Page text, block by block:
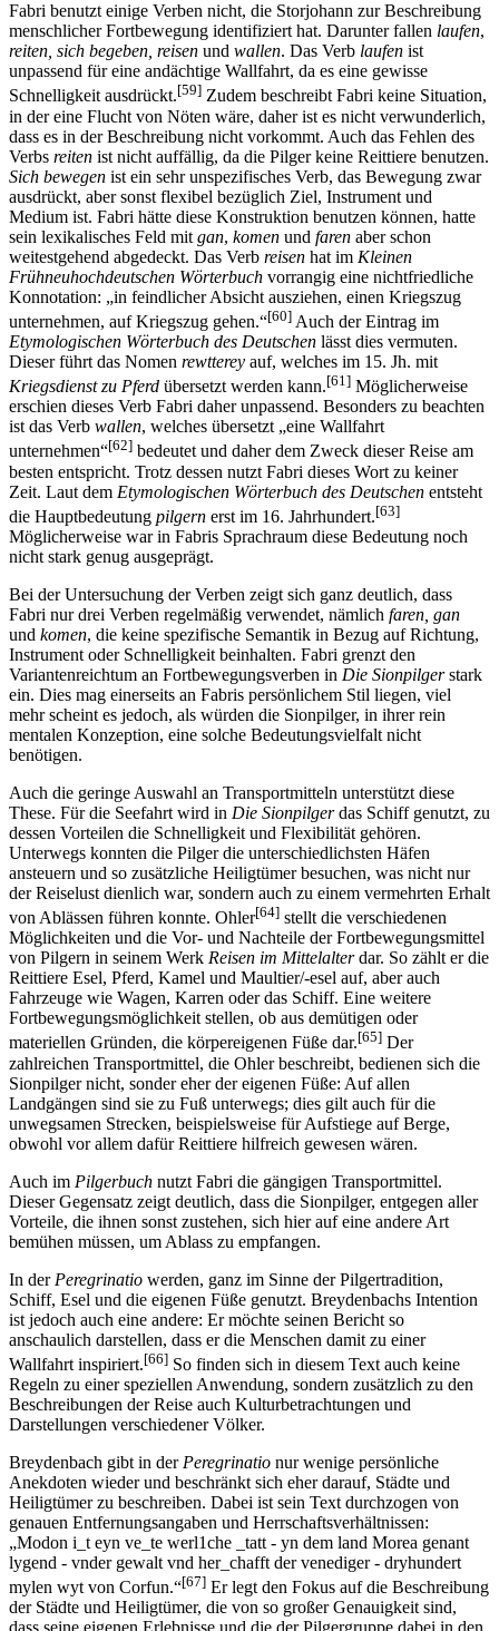
Fabri benutzt einige Verben nicht, die Storjohann zur Beschreibung
menschlicher Fortbewegung identifiziert hat. Darunter fallen laufen,
reiten, sich begeben, reisen und wallen. Das Verb laufen ist
unpassend für eine andächtige Wallfahrt, da es eine gewisse
Schnelligkeit ausdrückt.[59] Zudem beschreibt Fabri keine Situation,
in der eine Flucht von Nöten wäre, daher ist es nicht verwunderlich,
dass es in der Beschreibung nicht vorkommt. Auch das Fehlen des
Verbs reiten ist nicht auffällig, da die Pilger keine Reittiere benutzen.
Sich bewegen ist ein sehr unspezifisches Verb, das Bewegung zwar
ausdrückt, aber sonst flexibel bezüglich Ziel, Instrument und
Medium ist. Fabri hätte diese Konstruktion benutzen können, hatte
sein lexikalisches Feld mit gan, komen und faren aber schon
weitestgehend abgedeckt. Das Verb reisen hat im Kleinen
Frühneuhochdeutschen Wörterbuch vorrangig eine nichtfriedliche
Konnotation: „in feindlicher Absicht ausziehen, einen Kriegszug
unternehmen, auf Kriegszug gehen.“[60] Auch der Eintrag im
Etymologischen Wörterbuch des Deutschen lässt dies vermuten.
Dieser führt das Nomen rewtterey auf, welches im 15. Jh. mit
Kriegsdienst zu Pferd übersetzt werden kann.[61] Möglicherweise
erschien dieses Verb Fabri daher unpassend. Besonders zu beachten
ist das Verb wallen, welches übersetzt „eine Wallfahrt
unternehmen“[62] bedeutet und daher dem Zweck dieser Reise am
besten entspricht. Trotz dessen nutzt Fabri dieses Wort zu keiner
Zeit. Laut dem Etymologischen Wörterbuch des Deutschen entsteht
die Hauptbedeutung pilgern erst im 16. Jahrhundert.[63]
Möglicherweise war in Fabris Sprachraum diese Bedeutung noch
nicht stark genug ausgeprägt.
Bei der Untersuchung der Verben zeigt sich ganz deutlich, dass
Fabri nur drei Verben regelmäßig verwendet, nämlich faren, gan
und komen, die keine spezifische Semantik in Bezug auf Richtung,
Instrument oder Schnelligkeit beinhalten. Fabri grenzt den
Variantenreichtum an Fortbewegungsverben in Die Sionpilgerstark
ein. Dies mag einerseits an Fabris persönlichem Stil liegen, viel
mehr scheint es jedoch, als würden die Sionpilger, in ihrer rein
mentalen Konzeption, eine solche Bedeutungsvielfalt nicht
benötigen.
Auch die geringe Auswahl an Transportmitteln unterstützt diese
These. Für die Seefahrt wird in Die Sionpilgerdas Schiff genutzt, zu
dessen Vorteilen die Schnelligkeit und Flexibilität gehören.
Unterwegs konnten die Pilger die unterschiedlichsten Häfen
ansteuern und so zusätzliche Heiligtümer besuchen, was nicht nur
der Reiselust dienlich war, sondern auch zu einem vermehrten Erhalt
von Ablässen führen konnte. ­­­­­­­­­­­­­­­­­­Ohler[64] stellt die verschiedenen
Möglichkeiten und die Vor- und Nachteile der Fortbewegungsmittel
von Pilgern in seinem Werk Reisen im Mittelalterdar. So zählt er die
Reittiere Esel, Pferd, Kamel und Maultier/-esel auf, aber auch
Fahrzeuge wie Wagen, Karren oder das Schiff. Eine weitere
Fortbewegungsmöglichkeit stellen, ob aus demütigen oder
materiellen Gründen, die körpereigenen Füße dar.[65] Der
zahlreichen Transportmittel, die Ohler beschreibt, bedienen sich die
Sionpilger nicht, sonder eher der eigenen Füße: Auf allen
Landgängen sind sie zu Fuß unterwegs; dies gilt auch für die
unwegsamen Strecken, beispielsweise für Aufstiege auf Berge,
obwohl vor allem dafür Reittiere hilfreich gewesen wären.
Auch im Pilgerbuch nutzt Fabri die gängigen Transportmittel.
Dieser Gegensatz zeigt deutlich, dass die Sionpilger, entgegen aller
Vorteile, die ihnen sonst zustehen, sich hier auf eine andere Art
bemühen müssen, um Ablass zu empfangen.
In der Peregrinatio werden, ganz im Sinne der Pilgertradition,
Schiff, Esel und die eigenen Füße genutzt. Breydenbachs Intention
ist jedoch auch eine andere: Er möchte seinen Bericht so
anschaulich darstellen, dass er die Menschen damit zu einer
Wallfahrt inspiriert.[66] So finden sich in diesem Text auch keine
Regeln zu einer speziellen Anwendung, sondern zusätzlich zu den
Beschreibungen der Reise auch Kulturbetrachtungen und
Darstellungen verschiedener Völker.
Breydenbach gibt in der Peregrinatio nur wenige persönliche
Anekdoten wieder und beschränkt sich eher darauf, Städte und
Heiligtümer zu beschreiben. Dabei ist sein Text durchzogen von
genauen Entfernungsangaben und Herrschaftsverhältnissen:
„Modon i_t eyn ve_te werl1che _tatt - yn dem land Morea genant
lygend - vnder gewalt vnd her_chafft der venediger - dryhundert
mylen wyt von Corfun.“[67] Er legt den Fokus auf die Beschreibung
der Städte und Heiligtümer, die von so großer Genauigkeit sind,